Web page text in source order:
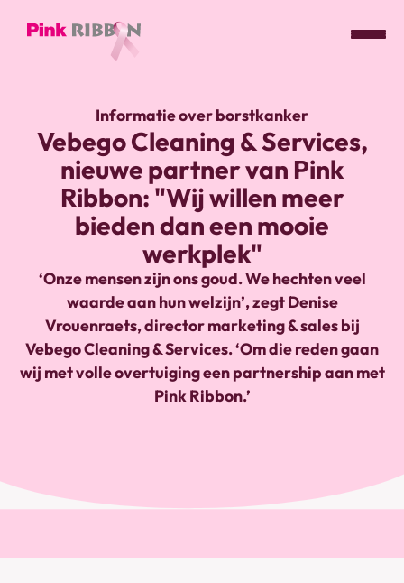
homepage
Informatie over borstkanker
Vebego Cleaning & Services,
nieuwe partner van Pink
Ribbon: "Wij willen meer
bieden dan een mooie
werkplek"
‘Onze mensen zijn ons goud. We hechten veel
waarde aan hun welzijn’, zegt Denise
Vrouenraets, director marketing & sales bij
Vebego Cleaning & Services. ‘Om die reden gaan
wij met volle overtuiging een partnership aan met
Pink Ribbon.’